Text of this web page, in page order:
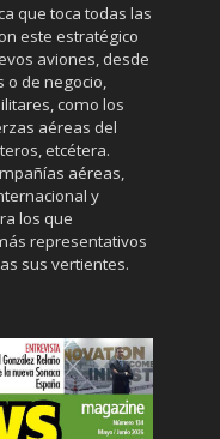
que toca todas las
este estratégico
aviones, desde
o de negocio,
como los
aéreas del
etcétera.
aéreas,
y
los que
representativos
sus vertientes.